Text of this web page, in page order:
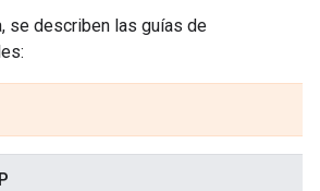
se describen las guías de